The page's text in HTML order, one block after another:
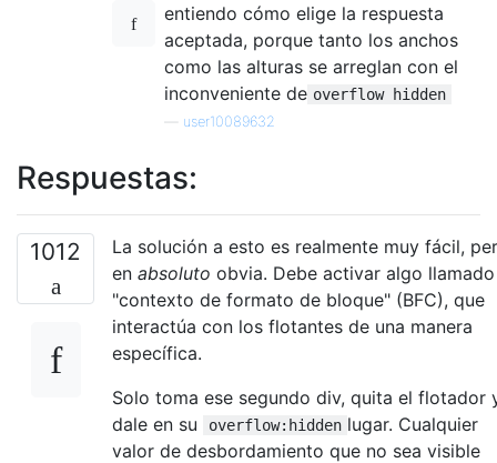
entiendo cómo elige la respuesta
aceptada, porque tanto los anchos
como las alturas se arreglan con el
inconveniente de overflow hidden
user10089632
Respuestas:
1012
La solución a esto es realmente muy fácil,
en absoluto obvia. Debe activar algo llamado
"contexto de formato de bloque" (BFC), que
interactúa con los flotantes de una manera
específica.
Solo toma ese segundo div, quita el flotador
dale en su
overflow:hidden lugar. Cualquier
valor de desbordamiento que no sea visible